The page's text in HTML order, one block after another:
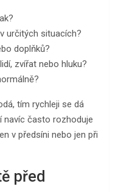
určitých situacích?
doplňků?
zvířat nebo hluku?
tím rychleji se dá
navíc často rozhoduje
v předsíni nebo jen při
před